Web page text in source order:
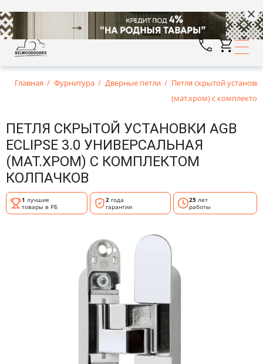
Главная Фурнитура Дверные петли
Петля скрытой
(мат.хром) с
ПЕТЛЯ СКРЫТОЙ УСТАНОВКИ AGB
ECLIPSE 3.0 УНИВЕРСАЛЬНАЯ
(МАТ.ХРОМ) С КОМПЛЕКТОМ
КОЛПАЧКОВ
1 лучшие
товары в РБ
2года
гарантии
25 лет
работы